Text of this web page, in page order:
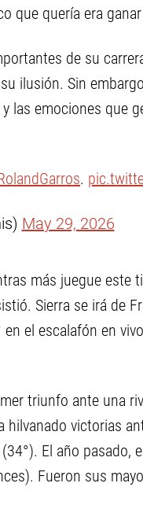
que quería era
de su
ilusión. Sin
las emociones que
.
May 29, 2026
más juegue este
Sierra se irá de
el escalafón en
triunfo ante una
hilvanado victorias
El año pasado,
Fueron sus